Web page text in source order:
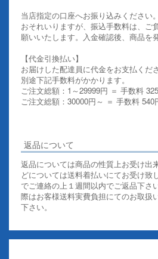
当店指定の口座へお振り込みください。
おそれいりますが、振込手数料は、ご
願いいたします。入金確認後、商品を
【代金引換払い】
お届けした配達員に代金をお支払くださ
別途下記手数料がかかります。
ご注文総額：1～29999円 ＝ 手数料
ご注文総額：30000円～ ＝ 手数料 540
返品について
返品については商品の性質上お受け出
どについては送料着払いにてお受け致
でご連絡の上１週間以内でご返品下さ
際はお客様送料実費負担にてのお取扱
下さい。